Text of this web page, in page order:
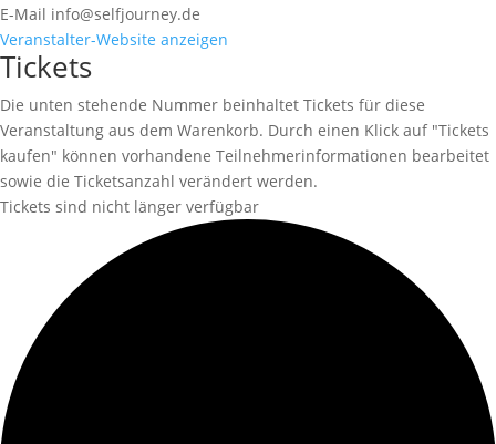
E-Mail info@selfjourney.de
Veranstalter-Website anzeigen
Tickets
Die unten stehende Nummer beinhaltet Tickets für diese
Veranstaltung aus dem Warenkorb. Durch einen Klick auf "Tickets
kaufen" können vorhandene Teilnehmerinformationen bearbeitet
sowie die Ticketsanzahl verändert werden.
Tickets sind nicht länger verfügbar